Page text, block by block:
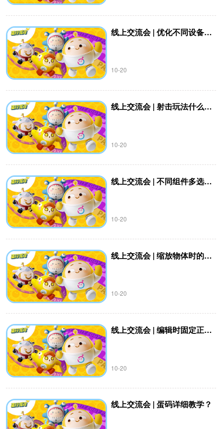
线上交流会 | 优化不同设备UI界面文本框不一致的问题？
10-20
线上交流会 | 射击玩法什么时候增加到工坊中？
10-20
线上交流会 | 不同组件多选统一调色？
10-20
线上交流会 | 缩放物体时的方向多变？
10-20
线上交流会 | 编辑时固定正视角？
10-20
线上交流会 | 蛋码详细教学？